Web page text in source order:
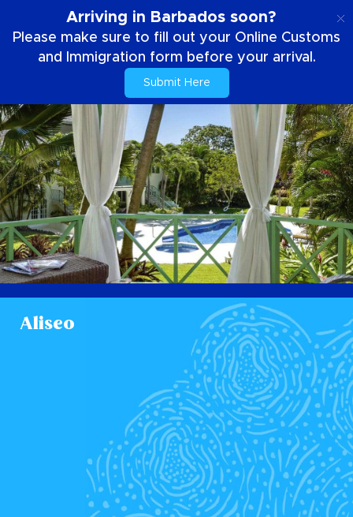
Arriving in Barbados soon?
Please make sure to fill out your Online Customs
and Immigration form before your arrival.
Submit Here
Aliseo